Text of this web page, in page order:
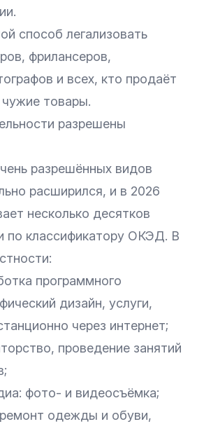
способ легализовать
фрилансеров,
и всех, кто продаёт
чужие товары.
разрешены
разрешённых видов
расширился, и в 2026
несколько десятков
по классификатору ОКЭД. В
программного
дизайн, услуги,
через интернет;
проведение занятий
фото- и видеосъёмка;
одежды и обуви,